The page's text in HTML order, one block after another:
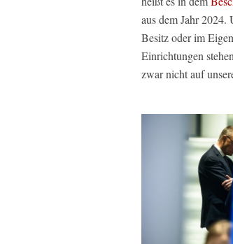
aus dem Jahr
Besitz oder im
Einrichtungen
zwar nicht auf